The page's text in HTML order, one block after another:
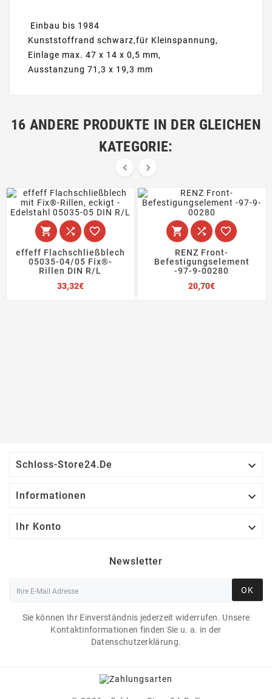
Einbau bis 1984
Kunststoffrand schwarz,für Kleinspannung,
Einlage max. 47 x 14 x 0,5 mm,
Ausstanzung 71,3 x 19,3 mm
16 ANDERE PRODUKTE IN DER GLEICHEN
KATEGORIE:
 
  
effeff Flachschließblech
05035-04/05 Fix®-
Rillen DIN R/L
33,32€Preis
  
RENZ Front-
Befestigungselement
-97-9-00280
20,70€Preis
Schloss-Store24.de 
Informationen 
Ihr Konto 
Newsletter
OK
Sie können Ihr Einverständnis jederzeit widerrufen. Unsere
Kontaktinformationen finden Sie u. a. in der
Datenschutzerklärung.